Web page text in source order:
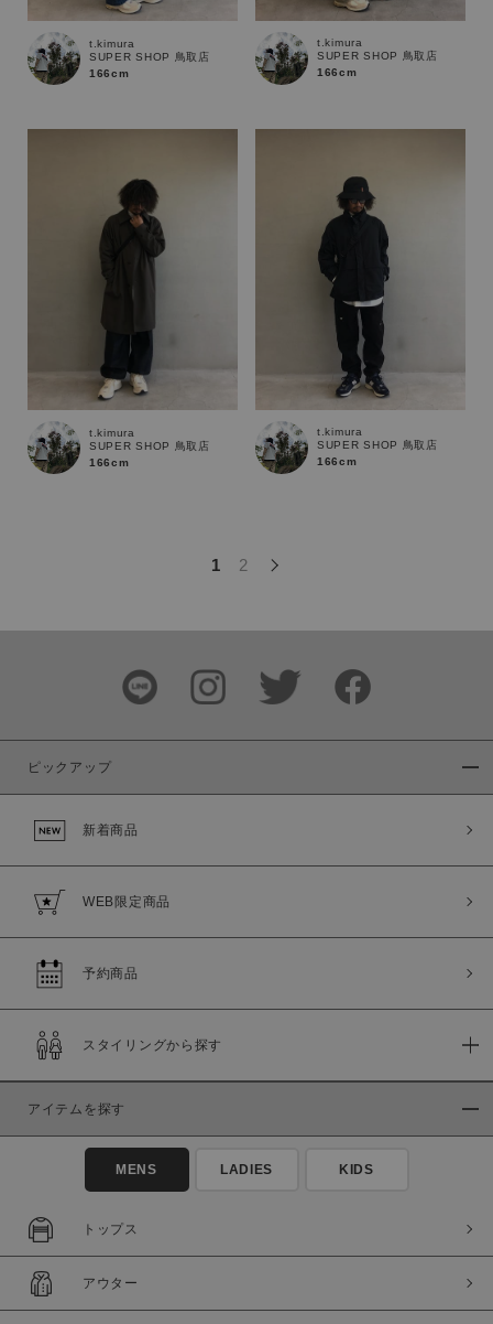
この条件で絞り込む
t.kimura
SUPER SHOP 鳥取店
166cm
t.kimura
SUPER SHOP 鳥取店
166cm
t.kimura
SUPER SHOP 鳥取店
166cm
t.kimura
SUPER SHOP 鳥取店
166cm
1 2
ピックアップ
新着商品
WEB限定商品
予約商品
スタイリングから探す
アイテムを探す
MENS LADIES KIDS
トップス
アウター